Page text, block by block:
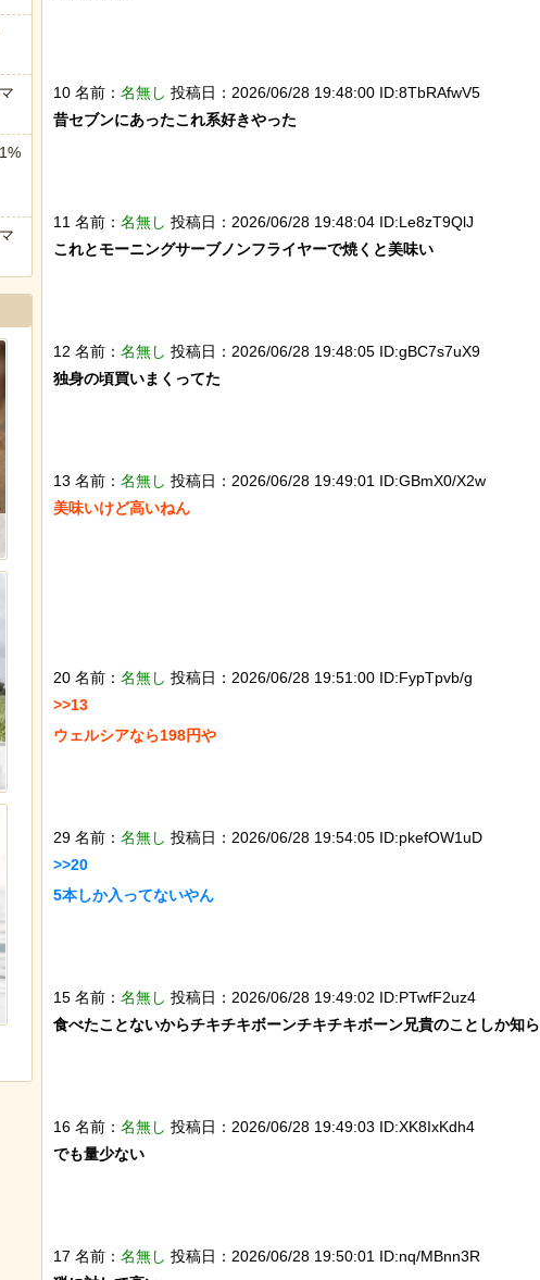
10 名前： 名無し 投稿日：2026/06/28 19:48:00 ID:8TbRAfwV5
昔セブンにあったこれ系好きやった
11 名前： 名無し 投稿日：2026/06/28 19:48:04 ID:Le8zT9QlJ
これとモーニングサーブノンフライヤーで焼くと美味い
12 名前： 名無し 投稿日：2026/06/28 19:48:05 ID:gBC7s7uX9
独身の頃買いまくってた
13 名前： 名無し 投稿日：2026/06/28 19:49:01 ID:GBmX0/X2w
美味いけど高いねん
20 名前： 名無し 投稿日：2026/06/28 19:51:00 ID:FypTpvb/g
>>13
ウェルシアなら198円や
29 名前： 名無し 投稿日：2026/06/28 19:54:05 ID:pkefOW1uD
>>20
5本しか入ってないやん
15 名前： 名無し 投稿日：2026/06/28 19:49:02 ID:PTwfF2uz4
食べたことないからチキチキボーンチキチキボーン兄貴のことしか知
16 名前： 名無し 投稿日：2026/06/28 19:49:03 ID:XK8IxKdh4
でも量少ない
17 名前： 名無し 投稿日：2026/06/28 19:50:01 ID:nq/MBnn3R
迷子のウサギが警察に保護され、正式